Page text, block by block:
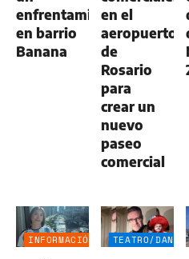
enfrentamiento
en barrio
Banana
en el
aeropuerto
de
Rosario
para
crear un
nuevo
paseo
comercial
INFORMACIÓN
TEATRO/DANZA